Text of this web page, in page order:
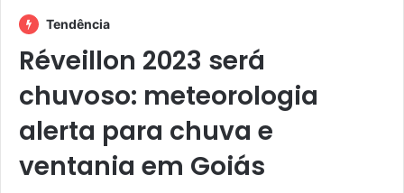
Tendência
Réveillon 2023 será
chuvoso: meteorologia
alerta para chuva e
ventania em Goiás